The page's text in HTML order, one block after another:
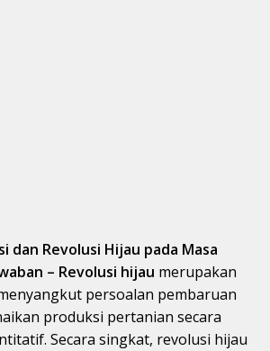
dan Revolusi Hijau pada Masa
– Revolusi hijau merupakan
persoalan pembaruan
produksi pertanian secara
Secara singkat, revolusi hijau